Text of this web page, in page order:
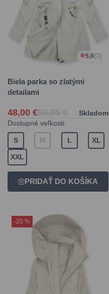
5,0(7)
Biela parka so zlatými
detailami
48,00 €59,95 €
Skladom
Dostupné veľkosti:
S M L XL
XXL
-20 %